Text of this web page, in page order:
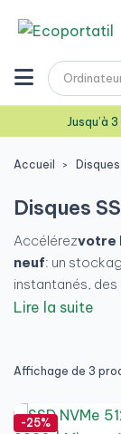
Jusqu’à
Accueil
Disques
Accélérezvotre
neuf: un
instantanés,
expérience plus
Lire la suite
Affichage de 3
-25%